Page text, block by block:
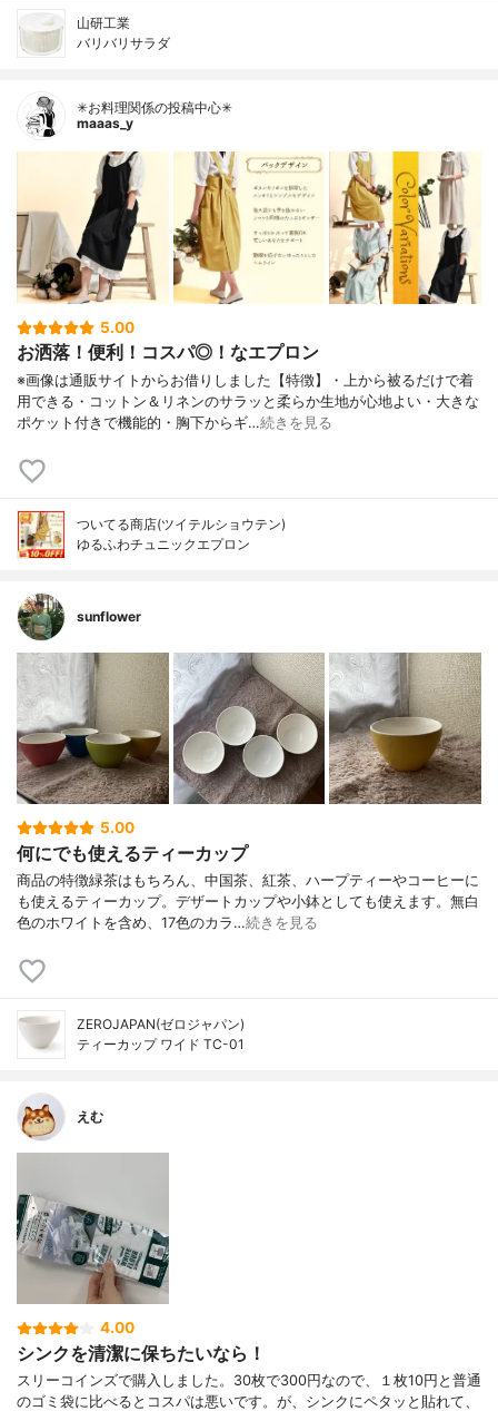
山研工業
バリバリサラダ
✳お料理関係の投稿中心✳
maaas_y
5.00
お洒落！便利！コスパ◎！なエプロン
※画像は通販サイトからお借りしました【特徴】・上から被るだけで着
用できる・コットン＆リネンのサラッと柔らか生地が心地よい・大きな
ポケット付きで機能的・胸下からギ…続きを見る
ついてる商店(ツイテルショウテン)
ゆるふわチュニックエプロン
sunflower
5.00
何にでも使えるティーカップ
商品の特徴緑茶はもちろん、中国茶、紅茶、ハープティーやコーヒーに
も使えるティーカップ。デザートカップや小鉢としても使えます。無白
色のホワイトを含め、17色のカラ…続きを見る
ZEROJAPAN(ゼロジャパン)
ティーカップ ワイド TC-01
えむ
4.00
シンクを清潔に保ちたいなら！
スリーコインズで購入しました。30枚で300円なので、１枚10円と普通
のゴミ袋に比べるとコスパは悪いです。が、シンクにペタッと貼れて、